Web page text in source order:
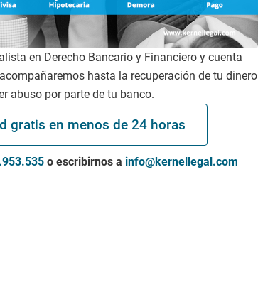
en Derecho Bancario y Financiero y cuenta
hasta la recuperación de tu dinero
abuso por parte de tu banco.
gratis en menos de 24 horas
o escribirnos a info@kernellegal.com